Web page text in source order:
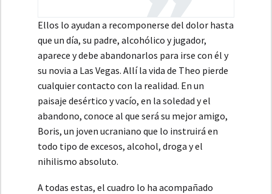
Ellos lo ayudan a recomponerse del dolor hasta
que un día, su padre, alcohólico y jugador,
aparece y debe abandonarlos para irse con él y
su novia a Las Vegas. Allí la vida de Theo pierde
cualquier contacto con la realidad. En un
paisaje desértico y vacío, en la soledad y el
abandono, conoce al que será su mejor amigo,
Boris, un joven ucraniano que lo instruirá en
todo tipo de excesos, alcohol, droga y el
nihilismo absoluto.
A todas estas, el cuadro lo ha acompañado